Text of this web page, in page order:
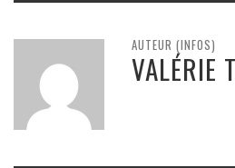
AUTEUR (INFOS)
VALÉRIE